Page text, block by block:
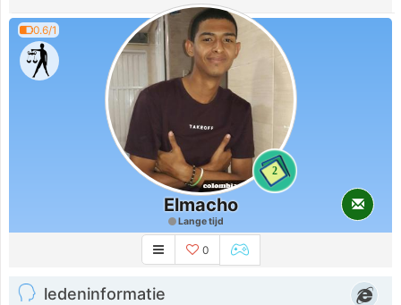
0.6/1
2
Elmacho
Lange tijd
0
ledeninformatie